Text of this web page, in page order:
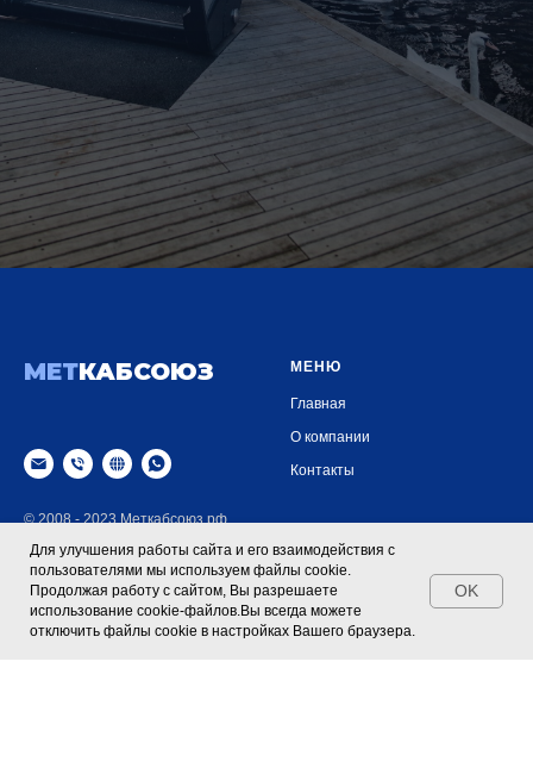
Для улучшения работы сайта и его взаимодействия с
пользователями мы используем файлы cookie.
Продолжая работу с сайтом, Вы разрешаете
использование cookie-файлов.Вы всегда можете
отключить файлы cookie в настройках Вашего браузера.
OK
МЕТКАБСОЮЗ
© 2008 - 2023 Меткабсоюз.рф
МЕНЮ
Главная
О компании
Контакты
Продукция
PPR трубы ВЕКПЛАСТ
Контакты
+ 7 (960) 733 05 82